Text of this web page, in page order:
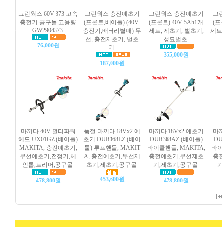
그린웍스 60V 373 고속
충전기 공구몰 고용량
GW2904373
76,000원
그린웍스 충전예초기
(프론트,베어툴) (40V-
충전기,배터리별매) 무
선, 충전제초기, 벌초
기
187,000원
그린웍스 충전예초기
(프론트) 40V-5Ah1개
세트, 제초기, 벌초기,
성묘벌초
355,000원
그
(프
세
마끼다 40V 멀티파워
헤드 UX01GZ (베어툴)
MAKITA, 충전예초기,
무선예초기,전정기,체
인톱,트리머,공구몰
478,800원
품절.마끼다 18Vx2 예
초기 DUR368LZ (베어
툴) 루프핸들, MAKIT
A, 충전예초기,무선제
초기,제초기,공구몰
453,600원
마끼다 18Vx2 예초기
DUR368AZ (베어툴)
바이클핸들, MAKITA,
충전예초기,무선제초
기,제초기,공구몰
478,800원
마
바
충